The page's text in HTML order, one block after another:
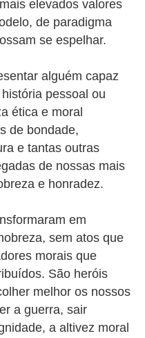
elevados valores
de paradigma
se espelhar.
alguém capaz
pessoal ou
ética e moral
de bondade,
e tantas outras
de nossas mais
e honradez.
em
sem atos que
morais que
São heróis
melhor os nossos
a guerra, sair
a altivez moral